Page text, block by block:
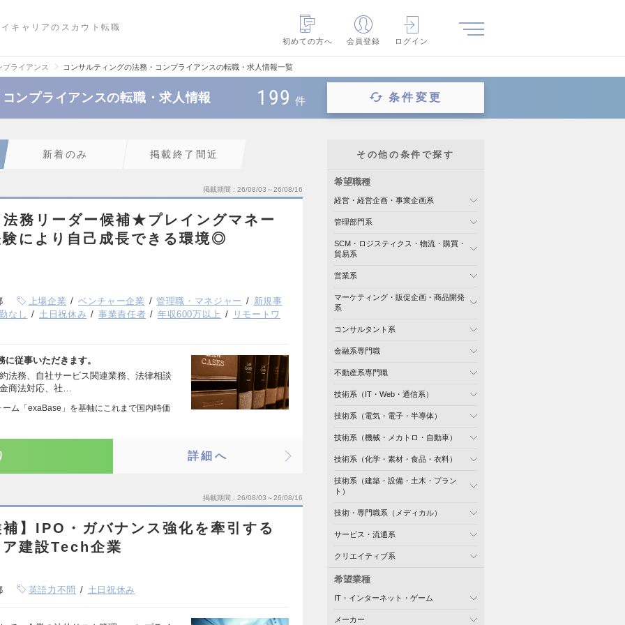
キャリアのスカウト転職
初めての方へ
会員登録 ログイン
プライアンス コンサルティングの法務・コンプライアンスの転職・求人情報一覧
ンプライアンスの転職・求人情報 199 件 条件変更
新着のみ 掲載終了間近
掲載期間 26/08/03～26/08/16
務リーダー候補★プレイングマネー
により自己成長できる環境◎
上場企業 ベンチャー企業 管理職・マネジャー
新規事
なし
土日祝休み 事業責任者 年収600万以上 リモートワ
従事いただきます。
法務、自社サービス関連業務、法律相談
商法対応、社…
ム「exaBase」を基軸にこれまで国内時価
詳細へ
掲載期間 26/08/03～26/08/16
】IPO・ガバナンス強化を牽引する
建設Tech企業
英語力不問 土日祝休み
その他の条件で探す
希望職種
経営・経営企画・事業企画系
管理部門系
SCM・ロジスティクス・物流・購買・
貿易系
営業系
マーケティング・販促企画・商品開発
系
コンサルタント系
金融系専門職
不動産系専門職
技術系（IT・Web・通信系）
技術系（電気・電子・半導体）
技術系（機械・メカトロ・自動車）
技術系（化学・素材・食品・衣料）
技術系（建築・設備・土木・プラン
ト）
技術・専門職系（メディカル）
サービス・流通系
クリエイティブ系
希望業種
IT・インターネット・ゲーム
メーカー